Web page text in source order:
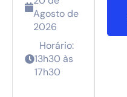
Agosto de
2026
Horário:
13h30 às
17h30